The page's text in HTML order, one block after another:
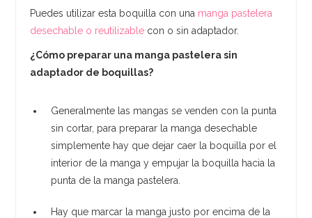
Puedes utilizar esta boquilla con una manga pastelera
desechable o reutilizable con o sin adaptador.
¿Cómo preparar una manga pastelera sin
adaptador de boquillas?
Generalmente las mangas se venden con la punta
sin cortar, para preparar la manga desechable
simplemente hay que dejar caer la boquilla por el
interior de la manga y empujar la boquilla hacia la
punta de la manga pastelera.
Hay que marcar la manga justo por encima de la